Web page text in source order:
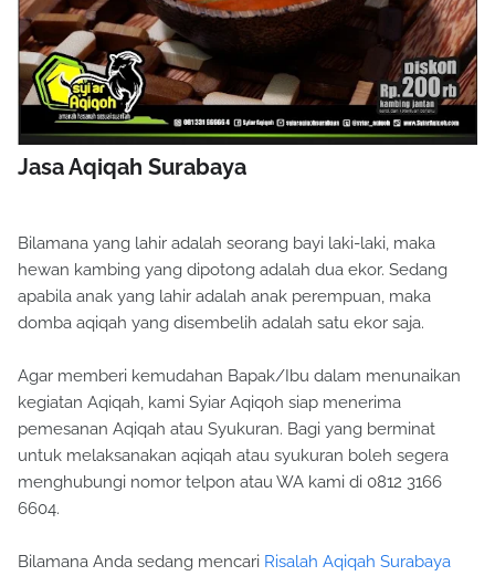
Jasa Aqiqah Surabaya
Bilamana yang lahir adalah seorang bayi laki-laki, maka
hewan kambing yang dipotong adalah dua ekor. Sedang
apabila anak yang lahir adalah anak perempuan, maka
domba aqiqah yang disembelih adalah satu ekor saja.
Agar memberi kemudahan Bapak/Ibu dalam menunaikan
kegiatan Aqiqah, kami Syiar Aqiqoh siap menerima
pemesanan Aqiqah atau Syukuran. Bagi yang berminat
untuk melaksanakan aqiqah atau syukuran boleh segera
menghubungi nomor telpon atau WA kami di 0812 3166
6604.
Bilamana Anda sedang mencari Risalah Aqiqah Surabaya